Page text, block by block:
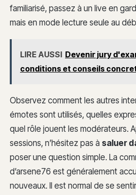
familiarisé, passez à un live en
mais en mode lecture seule au
LIRE AUSSI Devenir jury
conditions et conseils
Observez comment les autres
émotes sont utilisés, quelles
quel rôle jouent les modérateurs.
sessions, n’hésitez pas à saluer
poser une question simple. La
d’arsene76 est généralement
nouveaux. Il est normal de se